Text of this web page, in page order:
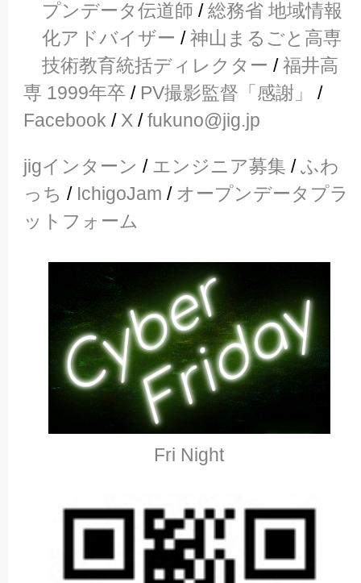
プンデータ伝道師 /総務省 地域情報
化アドバイザー /神山まるごと高専
技術教育統括ディレクター /福井高
専 1999年卒 / PV撮影監督「感謝」
/
Facebook / X /fukuno@jig.jp
jigインターン / エンジニア募集 /ふわ
っち / IchigoJam / オープンデータプラ
ットフォーム
Fri Night